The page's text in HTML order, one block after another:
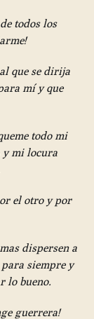
todos los
!
que se dirija
mí y que
todo mi
y mi locura
el otro y por
dispersen a
siempre y
lo bueno.
guerrera!